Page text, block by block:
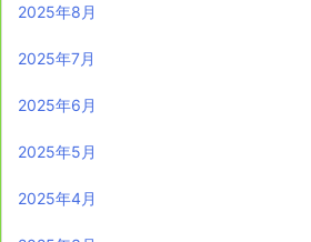
2025年8月
2025年7月
2025年6月
2025年5月
2025年4月